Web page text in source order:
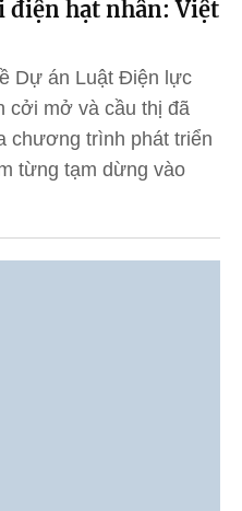
điện hạt nhân: Việt
Dự án Luật Điện lực
cởi mở và cầu thị đã
chương trình phát triển
từng tạm dừng vào